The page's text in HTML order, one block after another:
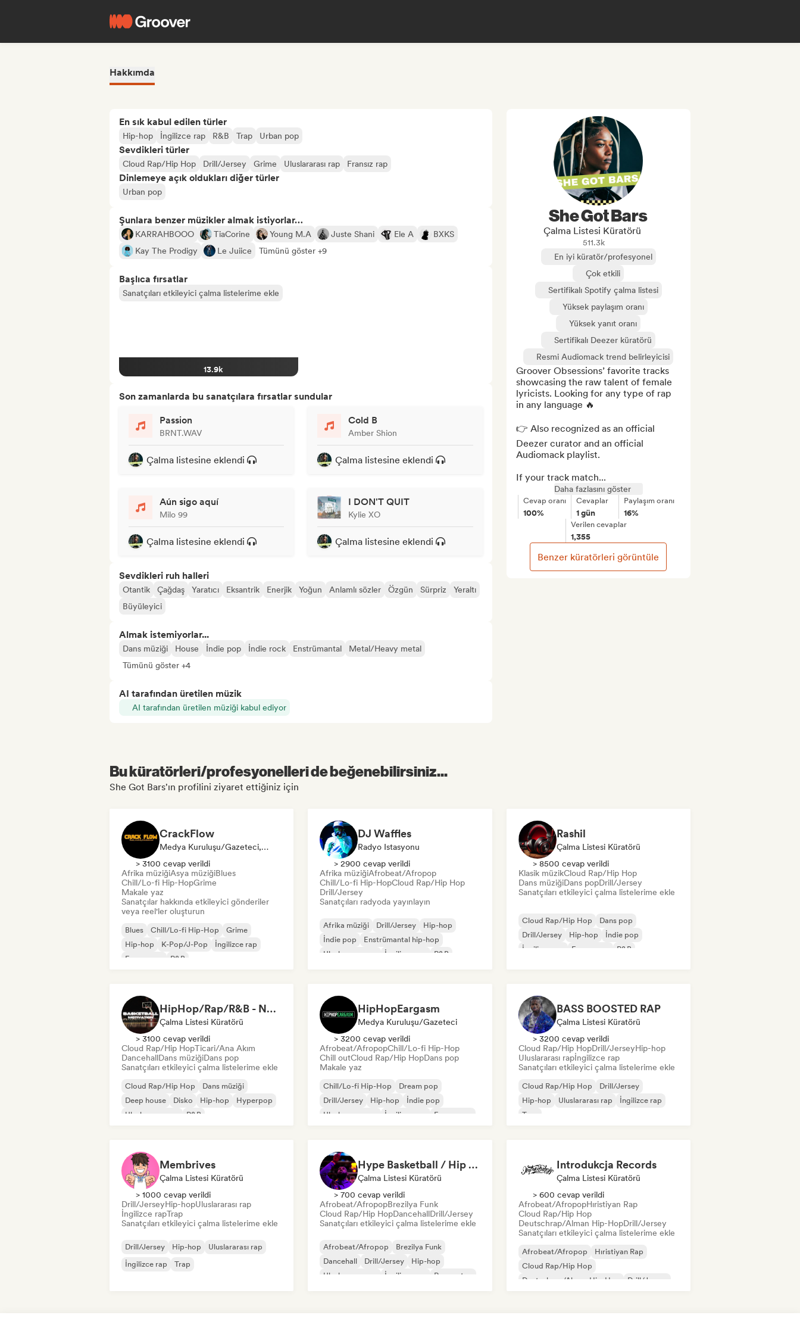
Hakkımda
En sık kabul edilen türler
Hip-hop İngilizce rap R&B Trap Urban pop
Sevdikleri türler
Cloud Rap/Hip Hop Drill/Jersey Grime Uluslararası rap Fransız rap
Dinlemeye açık oldukları diğer türler
Urban pop
Şunlara benzer müzikler almak istiyorlar…
KARRAHBOOO TiaCorine Young M.A Juste Shani Ele A
BXKS
Kay The Prodigy
Le Juiice Tümünü göster +9
Başlıca fırsatlar
Sanatçıları etkileyici çalma listelerime ekle
13.9k
Son zamanlarda bu sanatçılara fırsatlar sundular
Passion
BRNT.WAV
Çalma listesine eklendi
Cold B
Amber Shion
Çalma listesine eklendi
Aún sigo aquí
Milo 99
Çalma listesine eklendi
I DON'T QUIT
Kylie XO
Çalma listesine eklendi
Sevdikleri ruh halleri
Otantik Çağdaş Yaratıcı Eksantrik Enerjik Yoğun Anlamlı sözler Özgün Sürpriz
Yeraltı
Büyüleyici
Almak istemiyorlar...
Dans müziği House İndie pop İndie rock Enstrümantal
Metal/Heavy metal
Tümünü göster +4
AI tarafından üretilen müzik
AI tarafından üretilen müziği kabul ediyor
She Got Bars
Çalma Listesi Küratörü
511.3k
En iyi küratör/profesyonel
Çok etkili
Sertifikalı Spotify çalma listesi
Yüksek paylaşım oranı
Yüksek yanıt oranı
Sertifikalı Deezer küratörü
Resmi Audiomack trend belirleyicisi
Groover Obsessions’ favorite tracks
showcasing the raw talent of female
lyricists. Looking for any type of rap
in any language 🔥
👉 Also recognized as an official
Deezer curator and an official
Audiomack playlist.
If your track match...
Daha fazlasını göster
Cevap oranı
100%
Cevaplar
1 gün
Paylaşım oranı
16%
Verilen cevaplar
1,355
Benzer küratörleri görüntüle
Bu küratörleri/profesyonelleri de beğenebilirsiniz...
She Got Bars'ın profilini ziyaret ettiğiniz için
CrackFlow
Medya Kuruluşu/Gazeteci, Sosyal Medya Etkileyici
> 3100 cevap verildi
Afrika müziğiAsya müziğiBlues
Chill/Lo-fi Hip-HopGrime
Makale yaz
Sanatçılar hakkında etkileyici gönderiler
veya reel'ler oluşturun
Blues Chill/Lo-fi Hip-Hop
Grime
Hip-hop
K-Pop/J-Pop
İngilizce rap
Fransız rap
R&B
DJ Waffles
Radyo Istasyonu
> 2900 cevap verildi
Afrika müziğiAfrobeat/Afropop
Chill/Lo-fi Hip-HopCloud Rap/Hip Hop
Drill/Jersey
Sanatçıları radyoda yayınlayın
Afrika müziği Drill/Jersey
Hip-hop
İndie pop
Enstrümantal hip-hop
Uluslararası rap
İngilizce rap R&B
Rashil
Çalma Listesi Küratörü
> 8500 cevap verildi
Klasik müzikCloud Rap/Hip Hop
Dans müziğiDans popDrill/Jersey
Sanatçıları etkileyici çalma listelerime ekle
Cloud Rap/Hip Hop
Dans pop
Drill/Jersey
Hip-hop
İndie pop
İngilizce rap
Fransız rap R&B
HipHop/Rap/R&B - NBA/Basketball Music
Çalma Listesi Küratörü
> 3100 cevap verildi
Cloud Rap/Hip HopTicari/Ana Akım
DancehallDans müziğiDans pop
Sanatçıları etkileyici çalma listelerime ekle
Cloud Rap/Hip Hop
Dans müziği
Deep house
Disko Hip-hop
Hyperpop
Uluslararası rap
R&B
HipHopEargasm
Medya Kuruluşu/Gazeteci
> 3200 cevap verildi
Afrobeat/AfropopChill/Lo-fi Hip-Hop
Chill outCloud Rap/Hip HopDans pop
Makale yaz
Chill/Lo-fi Hip-Hop
Dream pop
Drill/Jersey
Hip-hop
İndie pop
Uluslararası rap
İngilizce rap Fransız rap
BASS BOOSTED RAP
Çalma Listesi Küratörü
> 3200 cevap verildi
Cloud Rap/Hip HopDrill/JerseyHip-hop
Uluslararası rapİngilizce rap
Sanatçıları etkileyici çalma listelerime ekle
Cloud Rap/Hip Hop
Drill/Jersey
Hip-hop
Uluslararası rap
İngilizce rap
Trap
Membrives
Çalma Listesi Küratörü
> 1000 cevap verildi
Drill/JerseyHip-hopUluslararası rap
İngilizce rapTrap
Sanatçıları etkileyici çalma listelerime ekle
Drill/Jersey Hip-hop
Uluslararası rap
İngilizce rap
Trap
Hype Basketball / Hip Hop, R&B, Afro
Çalma Listesi Küratörü
> 700 cevap verildi
Afrobeat/AfropopBrezilya Funk
Cloud Rap/Hip HopDancehallDrill/Jersey
Sanatçıları etkileyici çalma listelerime ekle
Afrobeat/Afropop
Brezilya Funk
Dancehall
Drill/Jersey
Hip-hop
Uluslararası rap
İngilizce rap Reggaeton
Introdukcja Records
Çalma Listesi Küratörü
> 600 cevap verildi
Afrobeat/AfropopHıristiyan Rap
Cloud Rap/Hip Hop
Deutschrap/Alman Hip-HopDrill/Jersey
Sanatçıları etkileyici çalma listelerime ekle
Afrobeat/Afropop
Hıristiyan Rap
Cloud Rap/Hip Hop
Deutschrap/Alman Hip-Hop
Drill/Jersey